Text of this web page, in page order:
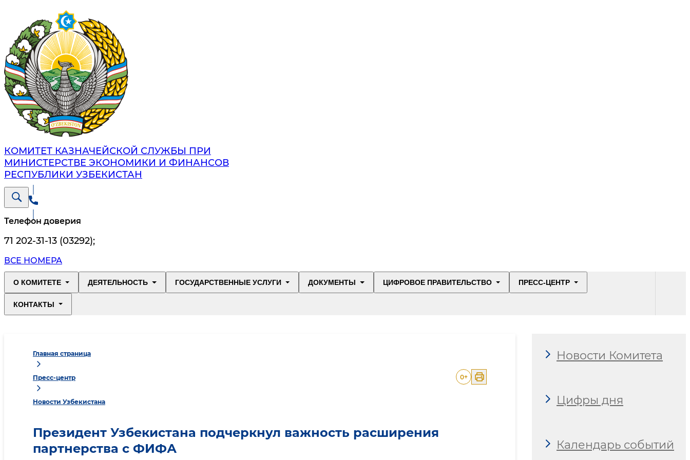
КОМИТЕТ КАЗНАЧЕЙСКОЙ СЛУЖБЫ ПРИ
МИНИСТЕРСТВЕ ЭКОНОМИКИ И ФИНАНСОВ
РЕСПУБЛИКИ УЗБЕКИСТАН
Телефон доверия
71 202-31-13 (03292);
ВСЕ НОМЕРА
О КОМИТЕТЕ ДЕЯТЕЛЬНОСТЬ ГОСУДАРСТВЕННЫЕ УСЛУГИ ДОКУМЕНТЫ ЦИФРОВОЕ ПРАВИТЕЛЬСТВО ПРЕСС-ЦЕНТР
КОНТАКТЫ
Главная страница
Пресс-центр
Новости Узбекистана
0+
Президент Узбекистана подчеркнул важность расширения
партнерства с ФИФА
Новости Комитета
Цифры дня
Календарь событий